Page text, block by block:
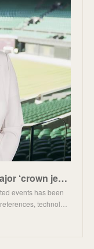
Ofcom to update rules around major ‘crown jewel’ sporting events
events has been
technol…